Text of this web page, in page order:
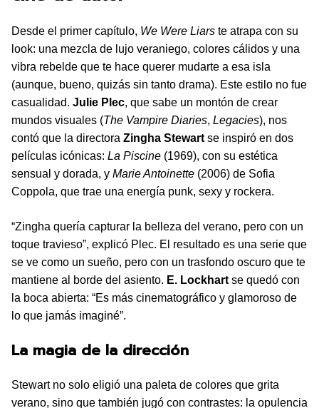
Desde el primer capítulo, We Were Liars te atrapa con su
look: una mezcla de lujo veraniego, colores cálidos y una
vibra rebelde que te hace querer mudarte a esa isla
(aunque, bueno, quizás sin tanto drama). Este estilo no fue
casualidad. Julie Plec, que sabe un montón de crear
mundos visuales (The Vampire Diaries, Legacies), nos
contó que la directora Zingha Stewart se inspiró en dos
películas icónicas: La Piscine (1969), con su estética
sensual y dorada, y Marie Antoinette (2006) de Sofia
Coppola, que trae una energía punk, sexy y rockera.
“Zingha quería capturar la belleza del verano, pero con un
toque travieso”, explicó Plec. El resultado es una serie que
se ve como un sueño, pero con un trasfondo oscuro que te
mantiene al borde del asiento. E. Lockhart se quedó con
la boca abierta: “Es más cinematográfico y glamoroso de
lo que jamás imaginé”.
La magia de la dirección
Stewart no solo eligió una paleta de colores que grita
verano, sino que también jugó con contrastes: la opulencia